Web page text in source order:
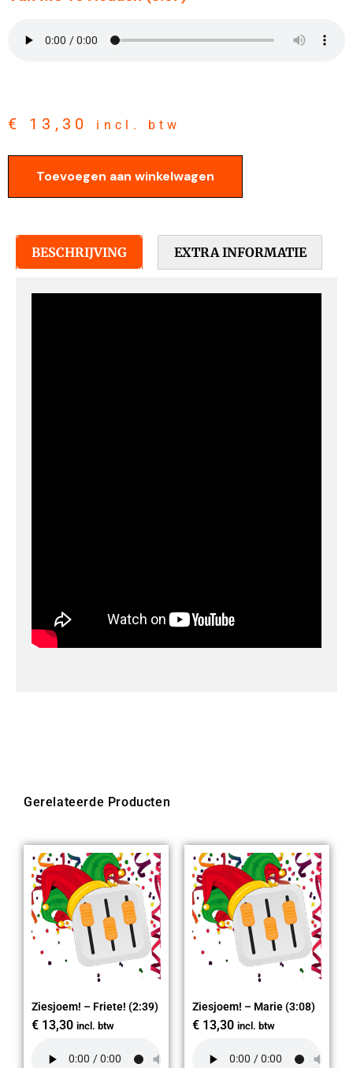
€ 13,30 incl. btw
Toevoegen aan winkelwagen
BESCHRIJVING EXTRA INFORMATIE
Gerelateerde Producten
Ziesjoem! – Friete! (2:39)
€ 13,30 incl. btw
Ziesjoem! – Marie (3:08)
€ 13,30 incl. btw